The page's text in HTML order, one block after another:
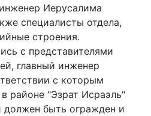
Иерусалима
специалисты отдела,
строения.
с представителями
главный инженер
с которым
районе "Эзрат Исраэль"
должен быть огражден и